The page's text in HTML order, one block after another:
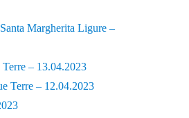
Margherita Ligure –
– 13.04.2023
Terre – 12.04.2023